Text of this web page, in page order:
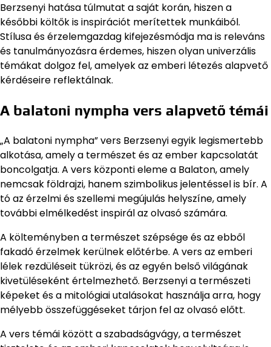
Berzsenyi hatása túlmutat a saját korán, hiszen a
későbbi költők is inspirációt merítettek munkáiból.
Stílusa és érzelemgazdag kifejezésmódja ma is releváns
és tanulmányozásra érdemes, hiszen olyan univerzális
témákat dolgoz fel, amelyek az emberi létezés alapvető
kérdéseire reflektálnak.
A balatoni nympha vers alapvető témái
„A balatoni nympha” vers Berzsenyi egyik legismertebb
alkotása, amely a természet és az ember kapcsolatát
boncolgatja. A vers központi eleme a Balaton, amely
nemcsak földrajzi, hanem szimbolikus jelentéssel is bír. A
tó az érzelmi és szellemi megújulás helyszíne, amely
további elmélkedést inspirál az olvasó számára.
A költeményben a természet szépsége és az ebből
fakadó érzelmek kerülnek előtérbe. A vers az emberi
lélek rezdüléseit tükrözi, és az egyén belső világának
kivetüléseként értelmezhető. Berzsenyi a természeti
képeket és a mitológiai utalásokat használja arra, hogy
mélyebb összefüggéseket tárjon fel az olvasó előtt.
A vers témái között a szabadságvágy, a természet